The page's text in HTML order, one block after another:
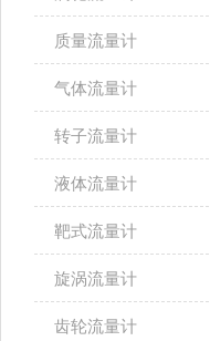
质量流量计
气体流量计
转子流量计
液体流量计
靶式流量计
旋涡流量计
齿轮流量计